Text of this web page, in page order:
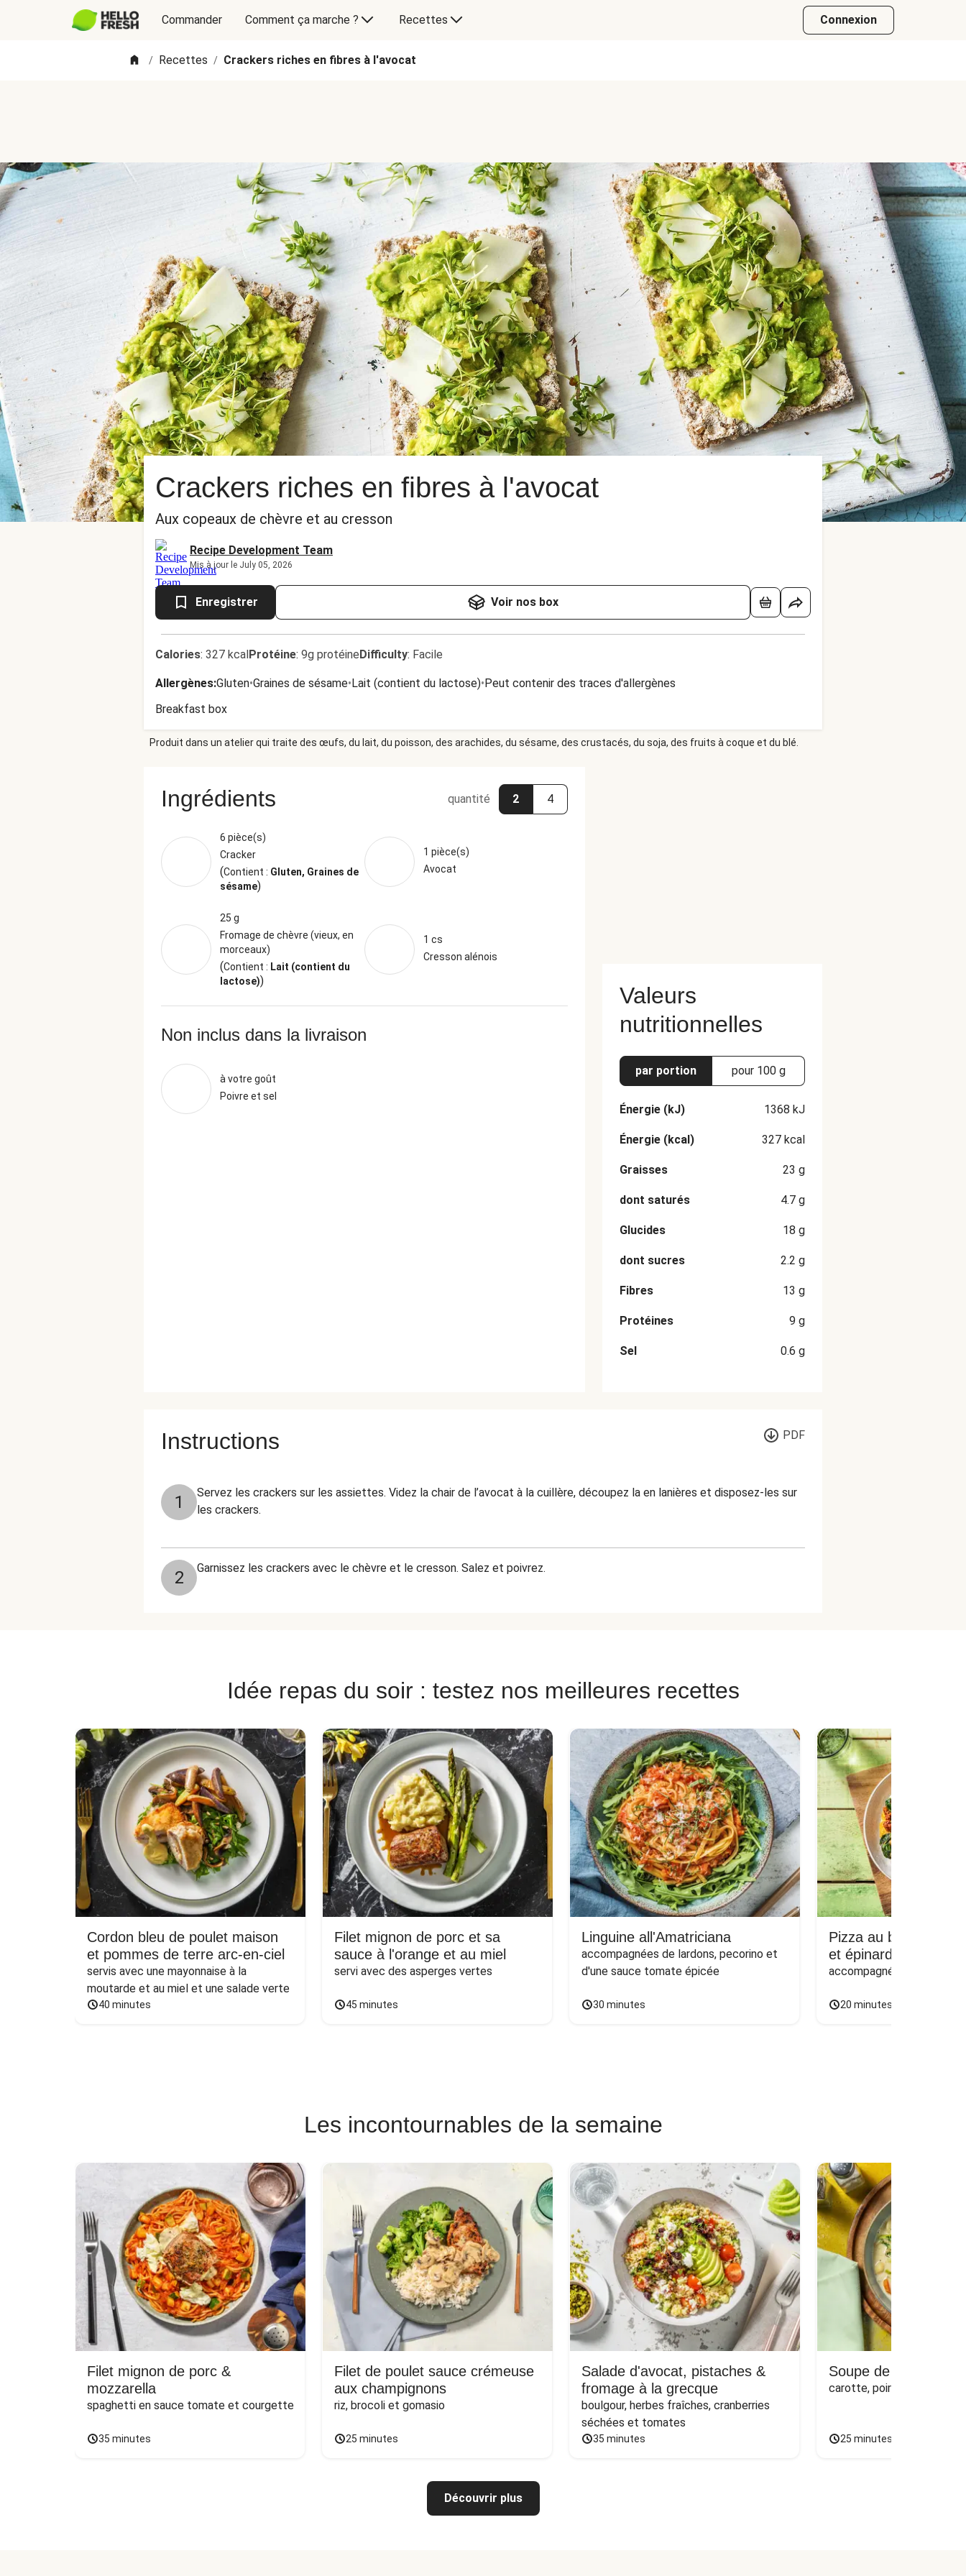
Commander Comment ça marche ? Recettes Connexion
/ Recettes / Crackers riches en fibres à l'avocat
Crackers riches en fibres à l'avocat
Aux copeaux de chèvre et au cresson
Recipe Development Team
Mis à jour le July 05, 2026
Enregistrer Voir nos box
Calories: 327 kcalProtéine: 9g protéineDifficulty: Facile
Allergènes:Gluten•Graines de sésame•Lait (contient du lactose)•Peut contenir des traces d'allergènes
Breakfast box
Produit dans un atelier qui traite des œufs, du lait, du poisson, des arachides, du sésame, des crustacés, du soja, des fruits à coque et du blé.
Ingrédients quantité 2 4
6 pièce(s)
Cracker
(Contient : Gluten, Graines de
sésame)
1 pièce(s)
Avocat
25 g
Fromage de chèvre (vieux, en
morceaux)
(Contient : Lait (contient du
lactose))
1 cs
Cresson alénois
Non inclus dans la livraison
à votre goût
Poivre et sel
Valeurs
nutritionnelles
par portion pour 100 g
Énergie (kJ) 1368 kJ
Énergie (kcal) 327 kcal
Graisses 23 g
dont saturés 4.7 g
Glucides 18 g
dont sucres 2.2 g
Fibres 13 g
Protéines 9 g
Sel 0.6 g
Instructions PDF
1
Servez les crackers sur les assiettes. Videz la chair de l’avocat à la cuillère, découpez la en lanières et disposez-les sur
les crackers.
2 Garnissez les crackers avec le chèvre et le cresson. Salez et poivrez.
Idée repas du soir : testez nos meilleures recettes
Cordon bleu de poulet maison
et pommes de terre arc-en-ciel
servis avec une mayonnaise à la
moutarde et au miel et une salade verte
40 minutes
Filet mignon de porc et sa
sauce à l'orange et au miel
servi avec des asperges vertes
45 minutes
Linguine all'Amatriciana
accompagnées de lardons, pecorino et
d'une sauce tomate épicée
30 minutes
Pizza au bœuf
et épinards sur naan
accompagnée d'une salade
20 minutes
Les incontournables de la semaine
Filet mignon de porc &
mozzarella
spaghetti en sauce tomate et courgette
35 minutes
Filet de poulet sauce crémeuse
aux champignons
riz, brocoli et gomasio
25 minutes
Salade d'avocat, pistaches &
fromage à la grecque
boulgour, herbes fraîches, cranberries
séchées et tomates
35 minutes
Soupe de poulet &
carotte, poireau et persil
25 minutes
Découvrir plus